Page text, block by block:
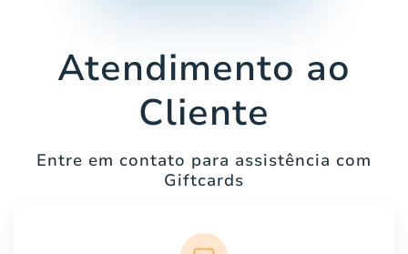
Atendimento ao
Cliente
Entre em contato para assistência com
Giftcards